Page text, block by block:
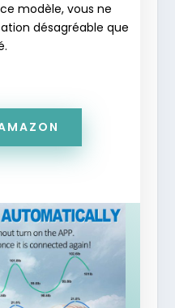
modèle, vous ne
désagréable que